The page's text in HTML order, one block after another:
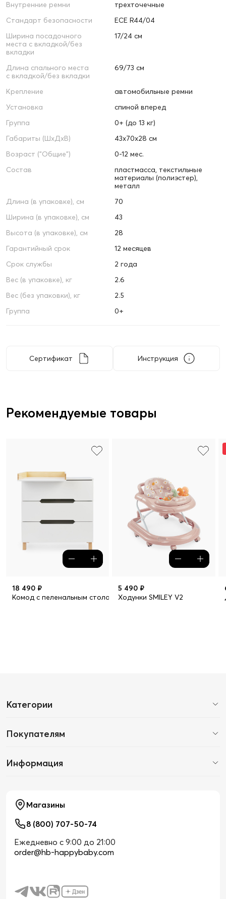
Внутренние ремни
трехточечные
Стандарт безопасности
ECE R44/04
Ширина посадочного
места с вкладкой/без
вкладки
17/24 см
Длина спального места
с вкладкой/без вкладки
69/73 см
Крепление
автомобильные ремни
Установка
спиной вперед
Группа
0+ (до 13 кг)
Габариты (ШxДxВ)
43x70x28 см
Возраст ("Общие")
0-12 мес.
Состав
пластмасса, текстильные
материалы (полиэстер),
металл
Длина (в упаковке), см
70
Ширина (в упаковке), см
43
Высота (в упаковке), см
28
Гарантийный срок
12 месяцев
Срок службы
2 года
Вес (в упаковке), кг
2.6
Вес (без упаковки), кг
2.5
Группа
0+
Сертификат Инструкция
Рекомендуемые товары
18 490 ₽
Комод с пеленальным столом FIOKI V2
5 490 ₽
Ходунки SMILEY V2
Категории
Покупателям
Информация
Магазины
8 (800) 707-50-74
Ежедневно с 9:00 до 21:00
order@hb-happybaby.com